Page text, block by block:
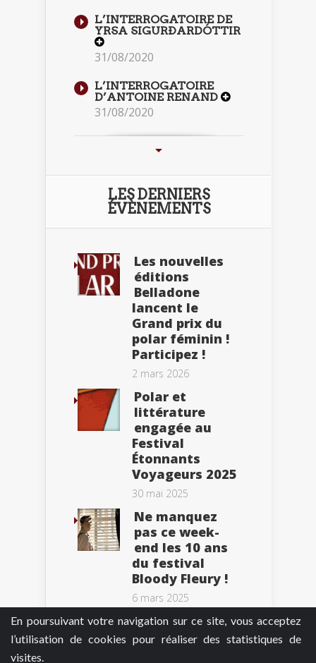
En poursuivant votre navigation sur ce site, vous acceptez
l’utilisation de cookies pour réaliser des statistiques de
visites.
L’INTERROGATOIRE DE
YRSA SIGURÐARDÓTTIR
31/08/2020
L’INTERROGATOIRE
D’ANTOINE RENAND
31/08/2020
LES DERNIERS
ÉVÈNEMENTS
Les nouvelles
éditions
Belladone
lancent le
Grand prix du
polar féminin !
Participez !
2 mars 2026
Polar et
littérature
engagée au
Festival
Étonnants
Voyageurs 2025
30 mai 2025
Ne manquez
pas ce week-
end les 10 ans
du festival
Bloody Fleury !
6 mars 2025